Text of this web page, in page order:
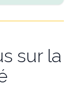
sur la